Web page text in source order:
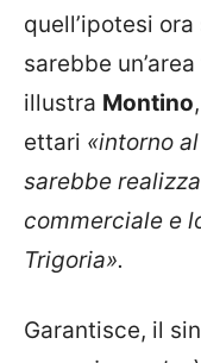
quell’ipotesi
sarebbe
illustra Montino
ettari «intorno
sarebbe
commerciale e
Trigoria».
Garantisce, il